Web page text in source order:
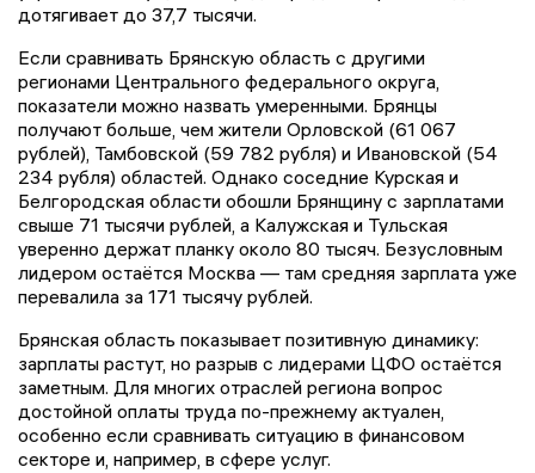
дотягивает до 37,7 тысячи.
Если сравнивать Брянскую область с другими
регионами Центрального федерального округа,
показатели можно назвать умеренными. Брянцы
получают больше, чем жители Орловской (61 067
рублей), Тамбовской (59 782 рубля) и Ивановской (54
234 рубля) областей. Однако соседние Курская и
Белгородская области обошли Брянщину с зарплатами
свыше 71 тысячи рублей, а Калужская и Тульская
уверенно держат планку около 80 тысяч. Безусловным
лидером остаётся Москва — там средняя зарплата уже
перевалила за 171 тысячу рублей.
Брянская область показывает позитивную динамику:
зарплаты растут, но разрыв с лидерами ЦФО остаётся
заметным. Для многих отраслей региона вопрос
достойной оплаты труда по-прежнему актуален,
особенно если сравнивать ситуацию в финансовом
секторе и, например, в сфере услуг.